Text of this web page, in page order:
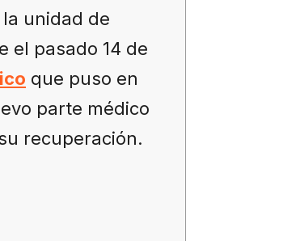
unidad de
el pasado 14 de
que puso en
parte médico
recuperación.